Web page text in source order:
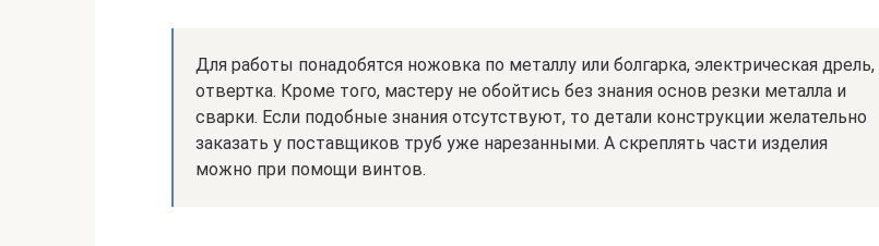
Для работы понадобятся ножовка по металлу или болгарка, электрическая дрель,
отвертка. Кроме того, мастеру не обойтись без знания основ резки металла и
сварки. Если подобные знания отсутствуют, то детали конструкции желательно
заказать у поставщиков труб уже нарезанными. А скреплять части изделия
можно при помощи винтов.